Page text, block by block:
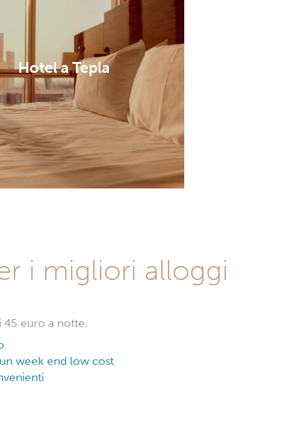
Hotel a Tepla
i migliori alloggi
45 euro a notte.
week end low cost